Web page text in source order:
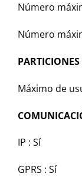
Número
Número
Máximo de
IP : Sí
GPRS : Sí